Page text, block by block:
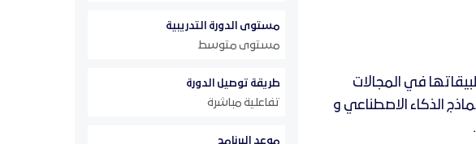
في المجالات
الذكاء الاصطناعي و
مستوى الدورة التدريبية
مستوى متوسط
طريقة توصيل الدورة
تفاعلية مباشرة